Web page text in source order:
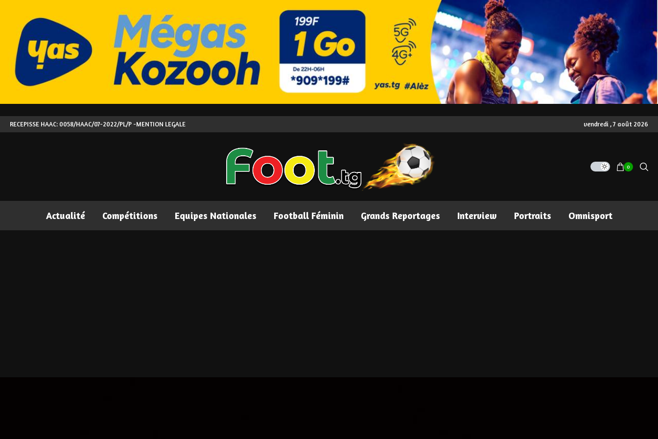
RECEPISSE HAAC: 0058/HAAC/07-2022/PL/P -MENTION LEGALE vendredi , 7 août 2026
0
Actualité Compétitions Equipes Nationales Football Féminin Grands Reportages Interview Portraits Omnisport